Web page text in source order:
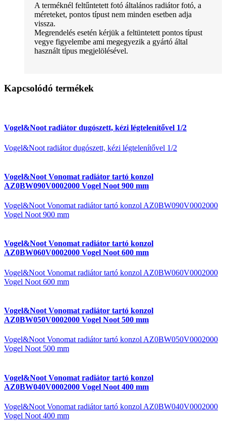
A terméknél feltűntetett fotó általános radiátor fotó, a
méreteket, pontos típust nem minden esetben adja
vissza.
Megrendelés esetén kérjük a feltüntetett pontos típust
vegye figyelembe ami megegyezik a gyártó által
használt típus megjelölésével.
Kapcsolódó termékek
Vogel&Noot radiátor dugószett, kézi légtelenítővel 1/2
Vogel&Noot radiátor dugószett, kézi légtelenítővel 1/2
Vogel&Noot Vonomat radiátor tartó konzol
AZ0BW090V0002000 Vogel Noot 900 mm
Vogel&Noot Vonomat radiátor tartó konzol AZ0BW090V0002000
Vogel Noot 900 mm
Vogel&Noot Vonomat radiátor tartó konzol
AZ0BW060V0002000 Vogel Noot 600 mm
Vogel&Noot Vonomat radiátor tartó konzol AZ0BW060V0002000
Vogel Noot 600 mm
Vogel&Noot Vonomat radiátor tartó konzol
AZ0BW050V0002000 Vogel Noot 500 mm
Vogel&Noot Vonomat radiátor tartó konzol AZ0BW050V0002000
Vogel Noot 500 mm
Vogel&Noot Vonomat radiátor tartó konzol
AZ0BW040V0002000 Vogel Noot 400 mm
Vogel&Noot Vonomat radiátor tartó konzol AZ0BW040V0002000
Vogel Noot 400 mm